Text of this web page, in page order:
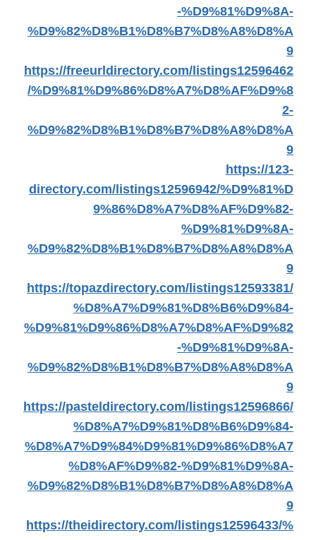
-%D9%81%D9%8A-
%D9%82%D8%B1%D8%B7%D8%A8%D8%A
9
https://freeurldirectory.com/listings12596462
/%D9%81%D9%86%D8%A7%D8%AF%D9%8
2-
%D9%82%D8%B1%D8%B7%D8%A8%D8%A
9
https://123-
directory.com/listings12596942/%D9%81%D
9%86%D8%A7%D8%AF%D9%82-
%D9%81%D9%8A-
%D9%82%D8%B1%D8%B7%D8%A8%D8%A
9
https://topazdirectory.com/listings12593381/
%D8%A7%D9%81%D8%B6%D9%84-
%D9%81%D9%86%D8%A7%D8%AF%D9%82
-%D9%81%D9%8A-
%D9%82%D8%B1%D8%B7%D8%A8%D8%A
9
https://pasteldirectory.com/listings12596866/
%D8%A7%D9%81%D8%B6%D9%84-
%D8%A7%D9%84%D9%81%D9%86%D8%A7
%D8%AF%D9%82-%D9%81%D9%8A-
%D9%82%D8%B1%D8%B7%D8%A8%D8%A
9
https://theidirectory.com/listings12596433/%